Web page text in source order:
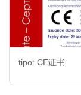
tipo: CE证书